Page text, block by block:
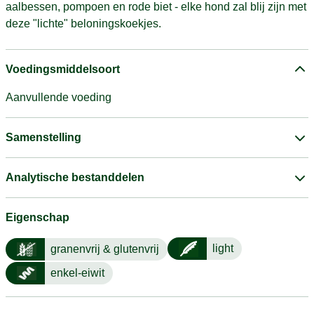
aalbessen, pompoen en rode biet - elke hond zal blij zijn met
deze "lichte" beloningskoekjes.
Voedingsmiddelsoort
Aanvullende voeding
Samenstelling
Analytische bestanddelen
Eigenschap
granenvrij & glutenvrij light
enkel-eiwit